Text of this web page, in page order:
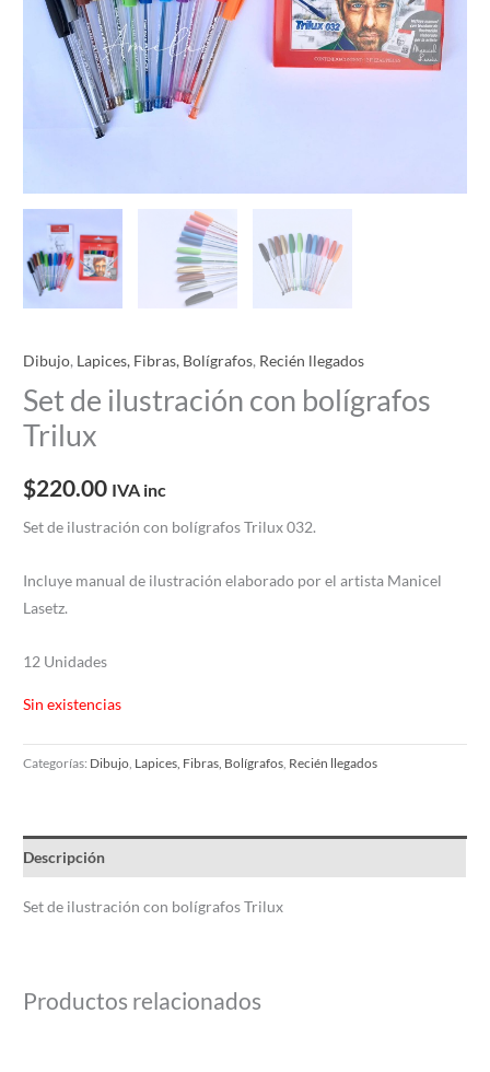
Dibujo, Lapices, Fibras, Bolígrafos, Recién llegados
Set de ilustración con bolígrafos
Trilux
$220.00 IVA inc
Set de ilustración con bolígrafos Trilux 032.
Incluye manual de ilustración elaborado por el artista Manicel
Lasetz.
12 Unidades
Sin existencias
Categorías: Dibujo Lapices, Fibras, Bolígrafos Recién llegados
Descripción
Set de ilustración con bolígrafos Trilux
Productos relacionados